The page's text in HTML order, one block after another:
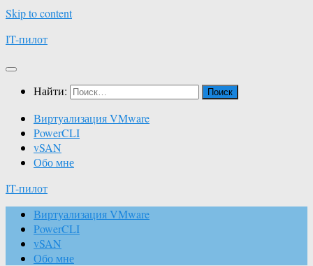
Skip to content
IT-пилот
Найти:
Виртуализация VMware
PowerCLI
vSAN
Обо мне
IT-пилот
Виртуализация VMware
PowerCLI
vSAN
Обо мне